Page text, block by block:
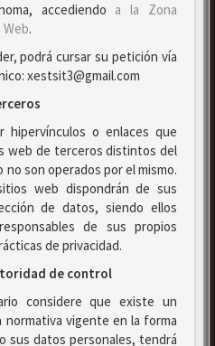
accediendo a la Zona
.
podrá cursar su petición vía
xestsit3@gmail.com
hipervínculos o enlaces que
web de terceros distintos del
son operados por el mismo.
web dispondrán de sus
de datos, siendo ellos
de sus propios
de privacidad.
de control
considere que existe un
vigente en la forma
sus datos personales, tendrá